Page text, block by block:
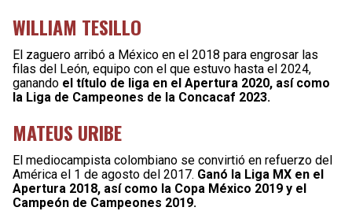
WILLIAM TESILLO
El zaguero arribó a México en el 2018 para engrosar las
filas del León, equipo con el que estuvo hasta el 2024,
ganando el título de liga en el Apertura 2020, así como
la Liga de Campeones de la Concacaf 2023.
MATEUS URIBE
El mediocampista colombiano se convirtió en refuerzo del
América el 1 de agosto del 2017. Ganó la Liga MX en el
Apertura 2018, así como la Copa México 2019 y el
Campeón de Campeones 2019.